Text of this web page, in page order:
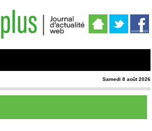
Samedi 8 août 2026